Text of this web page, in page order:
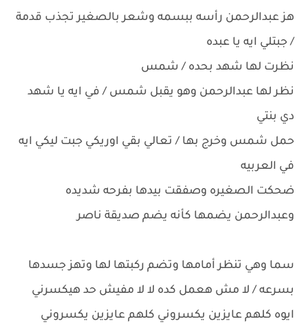
هز عبدالرحمن رأسه ببسمه وشعر بالصغير تجذب قدمة
/ جبتلي ايه يا عبده
نظرت لها شهد بحده / شمس
نظر لها عبدالرحمن وهو يقبل شمس / في ايه يا شهد
دي بنتي
حمل شمس وخرج بها / تعالي بقي اوريكي جبت ليكي ايه
في العربيه
ضحكت الصغيره وصفقت بيدها بفرحه شديده
وعبدالرحمن يضمها كأنه يضم صديقة ناصر
سما وهي تنظر أمامها وتضم ركبتها لها وتهز جسدها
بسرعه / لا مش هعمل كده لا لا مفيش حد هيكسرني
ايوه كلهم عايزين يكسروني كلهم عايزين يكسروني